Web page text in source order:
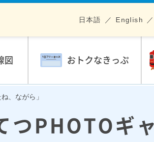
図 おトクなきっぷ
日本語 English
、ながら」
つPHOTOギ